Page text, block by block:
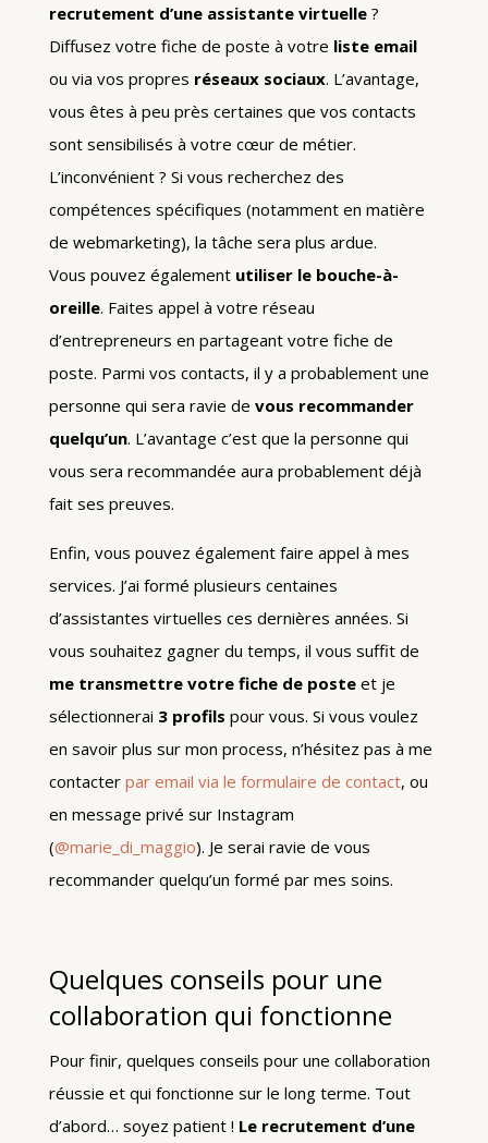
recrutement d’une assistante virtuelle?
Diffusez votre fiche de poste à votre liste email
ou via vos propres réseaux sociaux. L’avantage,
vous êtes à peu près certaines que vos contacts
sont sensibilisés à votre cœur de métier.
L’inconvénient ? Si vous recherchez des
compétences spécifiques (notamment en matière
de webmarketing), la tâche sera plus ardue.
Vous pouvez égalementutiliser le bouche-à-
oreille. Faites appel à votre réseau
d’entrepreneurs en partageant votre fiche de
poste. Parmi vos contacts, il y a probablement une
personne qui sera ravie de vous recommander
quelqu’un. L’avantage c’est que la personne qui
vous sera recommandée aura probablement déjà
fait ses preuves.
Enfin, vous pouvez également faire appel à mes
services. J’ai formé plusieurs centaines
d’assistantes virtuelles ces dernières années. Si
vous souhaitez gagner du temps, il vous suffit de
me transmettre votre fiche de posteet je
sélectionnerai 3 profils pour vous. Si vous voulez
en savoir plus sur mon process, n’hésitez pas à me
contacter par email via le formulaire de contact, ou
en message privé sur Instagram
(@marie_di_maggio). Je serai ravie de vous
recommander quelqu’un formé par mes soins.
Quelques conseils pour une
collaboration qui fonctionne
Pour finir, quelques conseils pour une collaboration
réussie et qui fonctionne sur le long terme. Tout
d’abord… soyez patient ! Le recrutement d’une